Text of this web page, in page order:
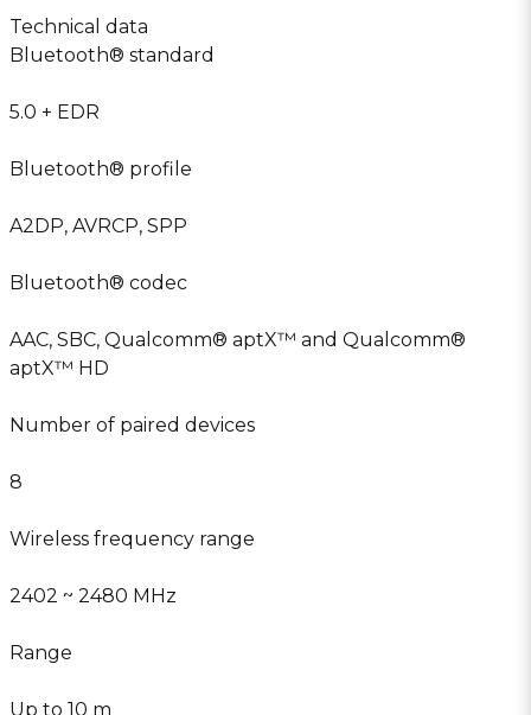
Technical data
Bluetooth® standard
5.0 + EDR
Bluetooth® profile
A2DP, AVRCP, SPP
Bluetooth® codec
AAC, SBC, Qualcomm® aptX™ and Qualcomm®
aptX™ HD
Number of paired devices
8
Wireless frequency range
2402 ~ 2480 MHz
Range
Up to 10 m